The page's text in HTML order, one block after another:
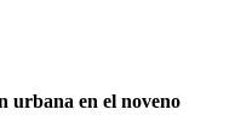
urbana en el noveno